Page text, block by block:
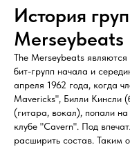
История
Merseybeats
The Merseybeats
бит-групп начала и
апреля 1962 года, когда
Mavericks", Билли Кинсли
(гитара, вокал), попали
клубе "Cavern". Под
расширить состав. Таким